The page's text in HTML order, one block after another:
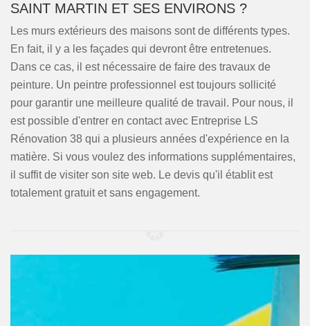
SAINT MARTIN ET SES ENVIRONS ?
Les murs extérieurs des maisons sont de différents types.
En fait, il y a les façades qui devront être entretenues.
Dans ce cas, il est nécessaire de faire des travaux de
peinture. Un peintre professionnel est toujours sollicité
pour garantir une meilleure qualité de travail. Pour nous, il
est possible d'entrer en contact avec Entreprise LS
Rénovation 38 qui a plusieurs années d'expérience en la
matière. Si vous voulez des informations supplémentaires,
il suffit de visiter son site web. Le devis qu'il établit est
totalement gratuit et sans engagement.